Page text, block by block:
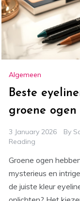
Algemeen
Beste
groene
3 January 2026 By
Reading
Groene ogen
mysterieus en
de juiste kleur